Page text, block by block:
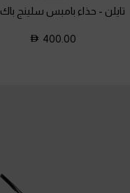
تايلن - حذاء بامبس سلينج باك
400.00